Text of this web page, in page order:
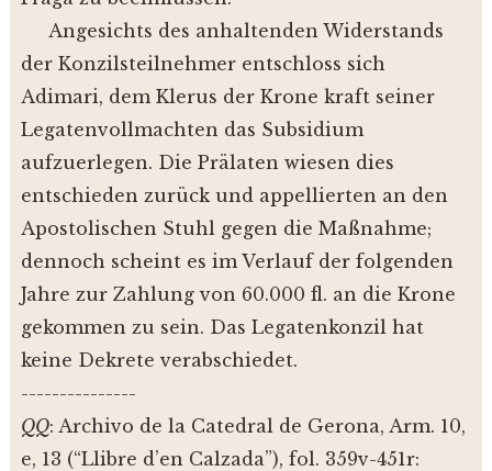
Angesichts des anhaltenden Widerstands
der Konzilsteilnehmer entschloss sich
Adimari, dem Klerus der Krone kraft seiner
Legatenvollmachten das Subsidium
aufzuerlegen. Die Prälaten wiesen dies
entschieden zurück und appellierten an den
Apostolischen Stuhl gegen die Maßnahme;
dennoch scheint es im Verlauf der folgenden
Jahre zur Zahlung von 60.000 fl. an die Krone
gekommen zu sein. Das Legatenkonzil hat
keine Dekrete verabschiedet.
---------------
QQ: Archivo de la Catedral de Gerona, Arm. 10,
e, 13 (“Llibre d’en Calzada”), fol. 359v-451r: